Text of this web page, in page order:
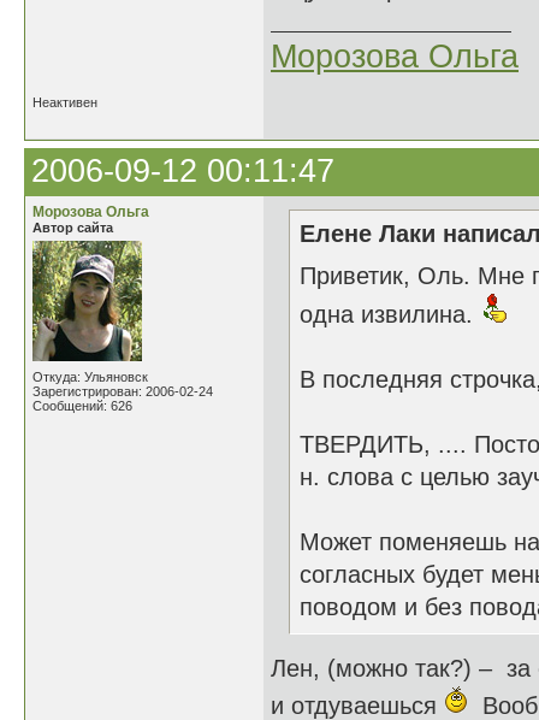
Морозова Ольга
Неактивен
2006-09-12 00:11:47
Морозова Ольга
Автор сайта
Откуда: Ульяновск
Зарегистрирован: 2006-02-24
Сообщений: 626
Елене Лаки
Приветик, Оль. Мне
одна извилина.
В последняя
ТВЕРДИТЬ, ....
н. слова с целью
Может поменяешь на
согласных будет
поводом и без
Лен, (можно так?) – за
и отдуваешься